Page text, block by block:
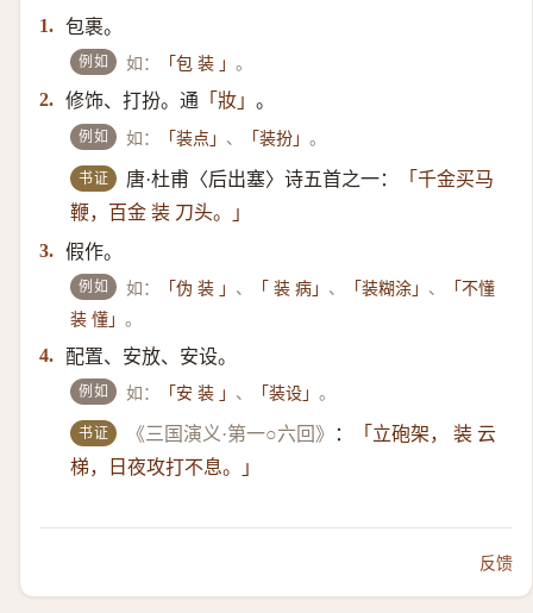
1. 包裹。
例如 如： 「包 装 」。
2. 修饰、打扮。通 「妝」 。
例如 如： 「装点」 、 「装扮」。
书证 唐·杜甫〈后出塞〉诗五首之一：
「千金买马
鞭，百金 装 刀头。」
3. 假作。
例如 如： 「伪 装 」 、 「 装 病」 、 「装糊涂」 、
「不懂
装 懂」 。
4. 配置、安放、安设。
例如 如： 「安 装 」 、 「装设」。
书证 《三国演义·第一○六回》 ：
「立砲架， 装 云
梯，日夜攻打不息。」
反馈